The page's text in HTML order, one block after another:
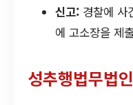
신고: 경찰에 사
에 고소장을 제
성추행법무법